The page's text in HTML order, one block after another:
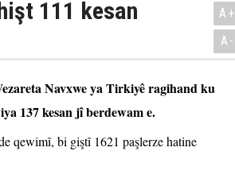
111 kesan
A+
A-
Navxwe ya Tirkiyê ragihand ku
137 kesan jî berdewam e.
qewimî, bi giştî 1621 paşlerze hatine